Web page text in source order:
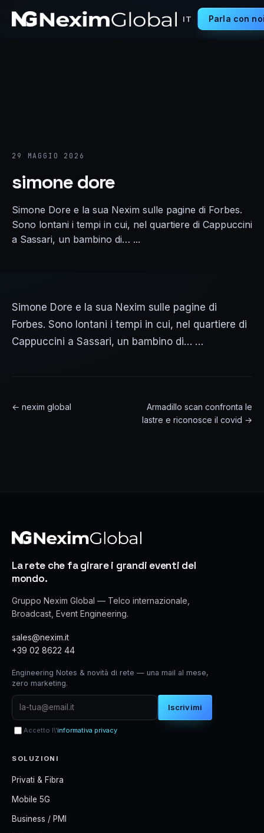
IT Parla con
29 MAGGIO 2026
simone dore
Simone Dore e la sua Nexim sulle pagine di Forbes.
Sono lontani i tempi in cui, nel quartiere di Cappuccini
a Sassari, un bambino di… ...
Simone Dore e la sua Nexim sulle pagine di
Forbes. Sono lontani i tempi in cui, nel quartiere di
Cappuccini a Sassari, un bambino di… …
← nexim global
Armadillo scan confronta le
lastre e riconosce il covid →
La rete che fa girare i grandi eventi del
mondo.
Gruppo Nexim Global — Telco internazionale,
Broadcast, Event Engineering.
sales@nexim.it
+39 02 8622 44
Engineering Notes & novità di rete — una mail al mese,
zero marketing.
Iscrivimi
Accetto l\'informativa privacy
SOLUZIONI
Privati & Fibra
Mobile 5G
Business / PMI